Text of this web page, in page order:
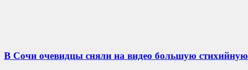
В Сочи очевидцы сняли на видео большую